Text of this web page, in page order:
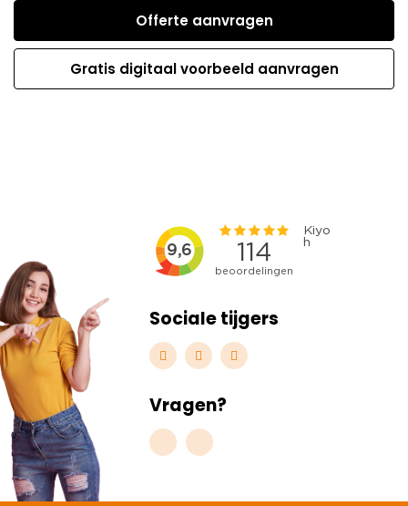
Offerte aanvragen
Gratis digitaal voorbeeld aanvragen
Sociale tijgers
Vragen?